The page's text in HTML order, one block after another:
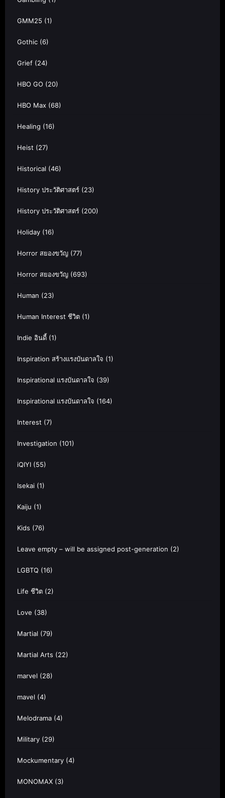
GMM25 (1)
Gothic (6)
Grief (24)
HBO GO (20)
HBO Max (68)
Healing (16)
Heist (27)
Historical (46)
History ประวัติศาสตร์ (23)
History ประวัติศาสตร์ (200)
Holiday (16)
Horror สยองขวัญ (77)
Horror สยองขวัญ (693)
Human (23)
Human Interest ชีวิต (1)
Indie อินดี้ (1)
Inspiration สร้างแรงบันดาลใจ (1)
Inspirational แรงบันดาลใจ (39)
Inspirational แรงบันดาลใจ (164)
Interest (7)
Investigation (101)
iQIYI (55)
Isekai (1)
Kaiju (1)
Kids (76)
Leave empty – will be assigned post-generation (2)
LGBTQ (16)
Life ชีวิต (2)
Love (38)
Martial (79)
Martial Arts (22)
marvel (28)
mavel (4)
Melodrama (4)
Military (29)
Mockumentary (4)
MONOMAX (3)